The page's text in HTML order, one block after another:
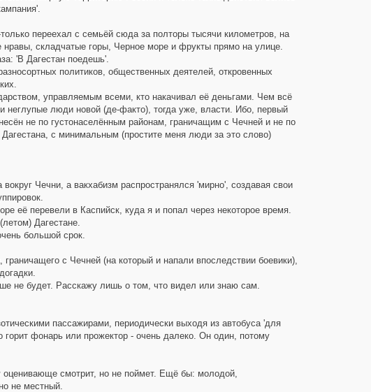
переехал с семьёй сюда за полторы тысячи километров, на
складчатые горы, Черное море и фрукты прямо на улице.
'В Дагестан поедешь'.
политиков, общественных деятелей, откровенных
управляемым всеми, кто накачивал её деньгами. Чем всё
неглупые люди новой (де-факто), тогда уже, власти. Ибо, первый
не по густонаселённым районам, граничащим с Чечней и не по
с минимальным (простите меня люди за это слово)
Чечни, а вакхабизм распространялся 'мирно', создавая свои
её перевели в Каспийск, куда я и попал через некоторое время.
Дагестане.
большой срок.
с Чечней (на который и напали впоследствии боевики),
не будет. Расскажу лишь о том, что видел или знаю сам.
пассажирами, периодически выходя из автобуса 'для
фонарь или прожектор - очень далеко. Он один, потому
оценивающе смотрит, но не поймет. Ещё бы: молодой,
не местный.